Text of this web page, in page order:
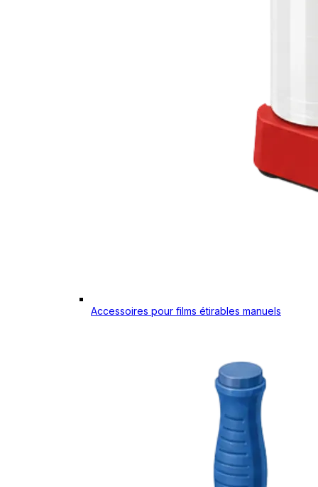
Accessoires pour films étirables manuels